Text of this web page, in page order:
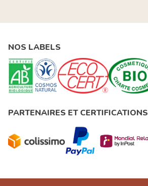
NOS LABELS
PARTENAIRES ET CERTIFICATIONS